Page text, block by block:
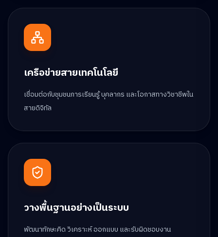
เครือข่ายสายเทคโนโลยี
เชื่อมต่อกับชุมชนการเรียนรู้ บุคลากร และโอกาสทางวิชาชีพใน
สายดิจิทัล
วางพื้นฐานอย่างเป็นระบบ
พัฒนาทักษะคิด วิเคราะห์ ออกแบบ และรับผิดชอบงาน